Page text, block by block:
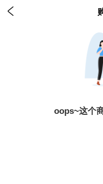

oops~这个